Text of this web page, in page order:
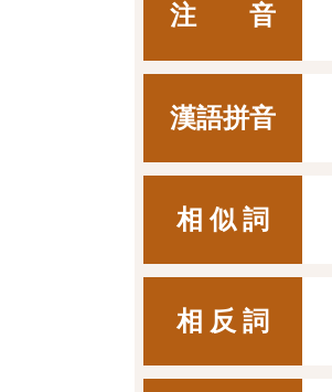
注 音
漢語拼音
相 似 詞
相 反 詞